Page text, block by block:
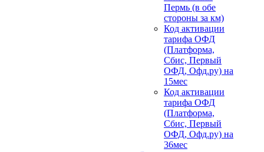
Пермь (в обе
стороны за км)
Код активации
тарифа ОФД
(Платформа,
Сбис, Первый
ОФД, Офд.ру) на
15мес
Код активации
тарифа ОФД
(Платформа,
Сбис, Первый
ОФД, Офд.ру) на
36мес